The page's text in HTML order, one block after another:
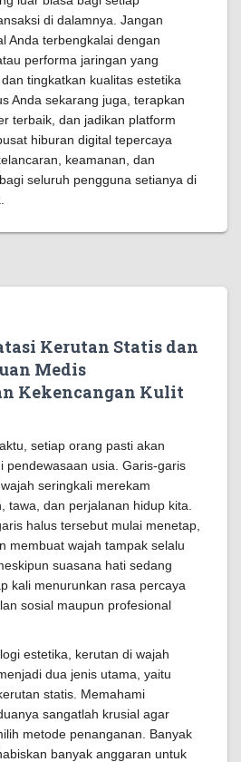
di dalamnya. Jangan
Anda terbengkalai dengan
performa jaringan yang
tingkatkan kualitas estetika
Anda sekarang juga, terapkan
terbaik, dan jadikan platform
hiburan digital tepercaya
keamanan, dan
seluruh pengguna setianya di
Kerutan Statis dan
Medis
Kekencangan Kulit
setiap orang pasti akan
pendewasaan usia. Garis-garis
seringkali merekam
tawa, dan perjalanan hidup kita.
halus tersebut mulai menetap,
membuat wajah tampak selalu
suasana hati sedang
kali menurunkan rasa percaya
sosial maupun profesional
estetika, kerutan di wajah
dua jenis utama, yaitu
statis. Memahami
sangatlah krusial agar
metode penanganan. Banyak
banyak anggaran untuk